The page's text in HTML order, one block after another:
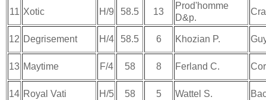
11 Xotic H/9 58.5 13
Prod'homme
D&p.
12 Degrisement H/4 58.5 6 Khozian P.
13 Maytime F/4 58 8 Ferland C.
14 Royal Vati H/5 58 5 Wattel S.